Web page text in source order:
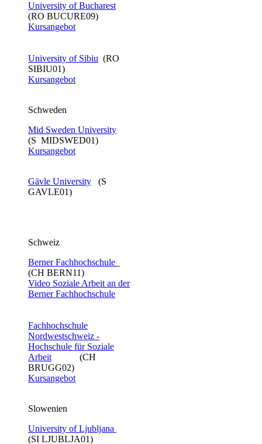
University of Bucharest
(RO BUCURE09)
Kursangebot
University of Sibiu (RO
SIBIU01)
Kursangebot
Schweden
Mid Sweden University
(S MIDSWED01)
Kursangebot
Gävle University​ ​ (S
GAVLE01)
Schweiz
Berner Fachhochschule
(CH BERN11)
Video Soziale Arbeit an der
Berner Fachhochschule​
Fachhochschule
Nordwestschweiz -
Hochschule für Soziale
Arbeit (CH
BRUGG02)
Kursangebot
Slowenien
University of Ljubljana
(SI LJUBLJA01)